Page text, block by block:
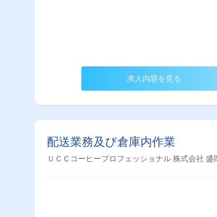
求人内容を見る
配送業務及び倉庫内作業
ＵＣＣコーヒープロフェッショナル 株式会社 盛